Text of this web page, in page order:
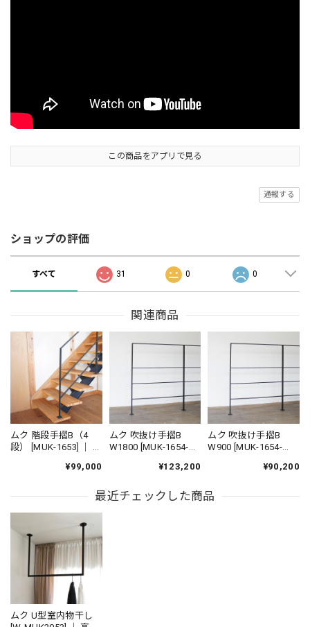
この商品をアプリで見る
通報する
ショップの評価
すべて 31 0 0
関連商品
ムク 階段手摺B（4
段） [MUK-1653] ｜ ※
¥99,000
ムク 吹抜け手摺B
W1800 [MUK-1654-
¥123,200
ムク 吹抜け手摺B
W900 [MUK-1654-
¥90,200
最近チェックした商品
ムク U型室内物干し